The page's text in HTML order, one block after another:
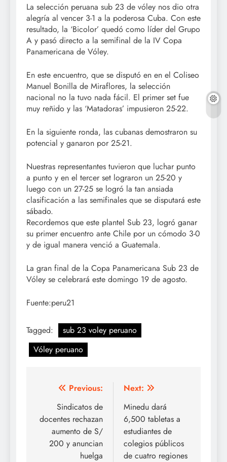
La selección peruana sub 23 de vóley nos dio otra
alegría al vencer 3-1 a la poderosa Cuba. Con este
resultado, la ‘Bicolor’ quedó como líder del Grupo
A y pasó directo a la semifinal de la IV Copa
Panamericana de Vóley.
En este encuentro, que se disputó en en el Coliseo
Manuel Bonilla de Miraflores, la selección
nacional no la tuvo nada fácil. El primer set fue
muy reñido y las ‘Matadoras’ impusieron 25-22.
En la siguiente ronda, las cubanas demostraron su
potencial y ganaron por 25-21.
Nuestras representantes tuvieron que luchar punto
a punto y en el tercer set lograron un 25-20 y
luego con un 27-25 se logró la tan ansiada
clasificación a las semifinales que se disputará este
sábado.
Recordemos que este plantel Sub 23, logró ganar
su primer encuentro ante Chile por un cómodo 3-0
y de igual manera venció a Guatemala.
La gran final de la Copa Panamericana Sub 23 de
Vóley se celebrará este domingo 19 de agosto.
Fuente:peru21
Tagged:
sub 23 voley peruano
Vóley peruano
Navegación
entradas
Previous:
Sindicatos de
docentes rechazan
aumento de S/
200 y anuncian
huelga
Next:
Minedu dará
6,500 tabletas a
estudiantes de
colegios públicos
de cuatro regiones